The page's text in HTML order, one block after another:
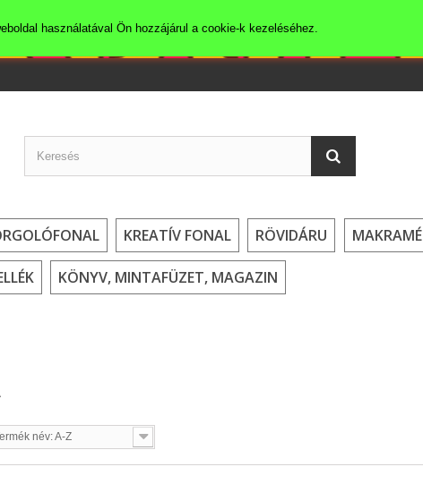
KREATÍV FONAL RÖVIDÁRU MAKRAMÉ
KÖNYV, MINTAFÜZET, MAGAZIN
név: A-Z
használatával Ön hozzájárul a cookie-k kezeléséhez.